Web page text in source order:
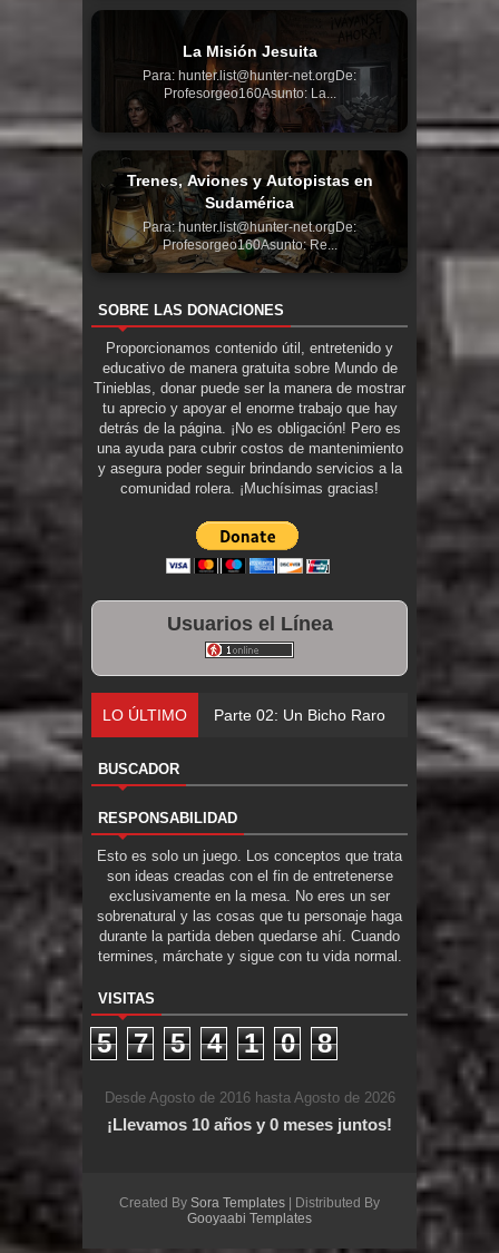
La Misión Jesuita
Para: hunter.list@hunter-net.orgDe:
Profesorgeo160Asunto: La...
Trenes, Aviones y Autopistas en
Sudamérica
Para: hunter.list@hunter-net.orgDe:
Profesorgeo160Asunto: Re...
SOBRE LAS DONACIONES
Proporcionamos contenido útil, entretenido y
educativo de manera gratuita sobre Mundo de
Tinieblas, donar puede ser la manera de mostrar
tu aprecio y apoyar el enorme trabajo que hay
detrás de la página. ¡No es obligación! Pero es
una ayuda para cubrir costos de mantenimiento
y asegura poder seguir brindando servicios a la
comunidad rolera. ¡Muchísimas gracias!
Usuarios el Línea
LO ÚLTIMO Parte 02: Un Bicho Raro
BUSCADOR
RESPONSABILIDAD
Esto es solo un juego. Los conceptos que trata
son ideas creadas con el fin de entretenerse
exclusivamente en la mesa. No eres un ser
sobrenatural y las cosas que tu personaje haga
durante la partida deben quedarse ahí. Cuando
termines, márchate y sigue con tu vida normal.
VISITAS
5 7 5 4 1 0 8
Desde Agosto de 2016 hasta Agosto de 2026
¡Llevamos 10 años y 0 meses juntos!
Created By Sora Templates | Distributed By
Gooyaabi Templates